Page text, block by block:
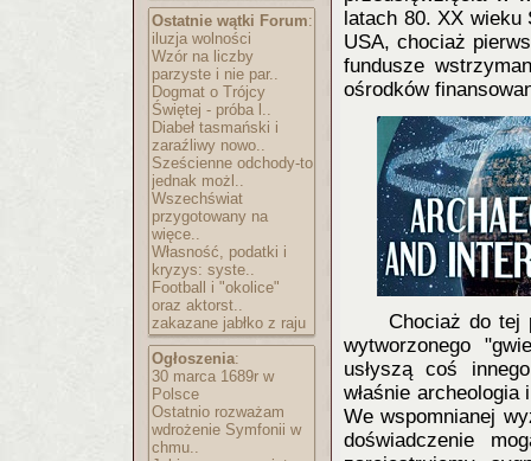
Ostatnie wątki Forum:
iluzja wolności
Wzór na liczby
parzyste i nie par..
Dogmat o Trójcy
Świętej - próba l..
Diabeł tasmański i
zaraźliwy nowo..
Sześcienne odchody-to
jednak możl..
Wszechświat
przygotowany na
więce..
Własność, podatki i
kryzys: syste..
Football i "okolice"
oraz aktorst..
zakazane jabłko z raju
Ogłoszenia:
30 marca 1689r w
Polsce
Ostatnio rozważam
wdrożenie Symfonii w
chmu..
latach 80. XX wieku
USA, chociaż
fundusze
ośrodków
Chociaż do tej
wytworzonego
usłyszą coś
właśnie
We wspomnianej
doświadczenie